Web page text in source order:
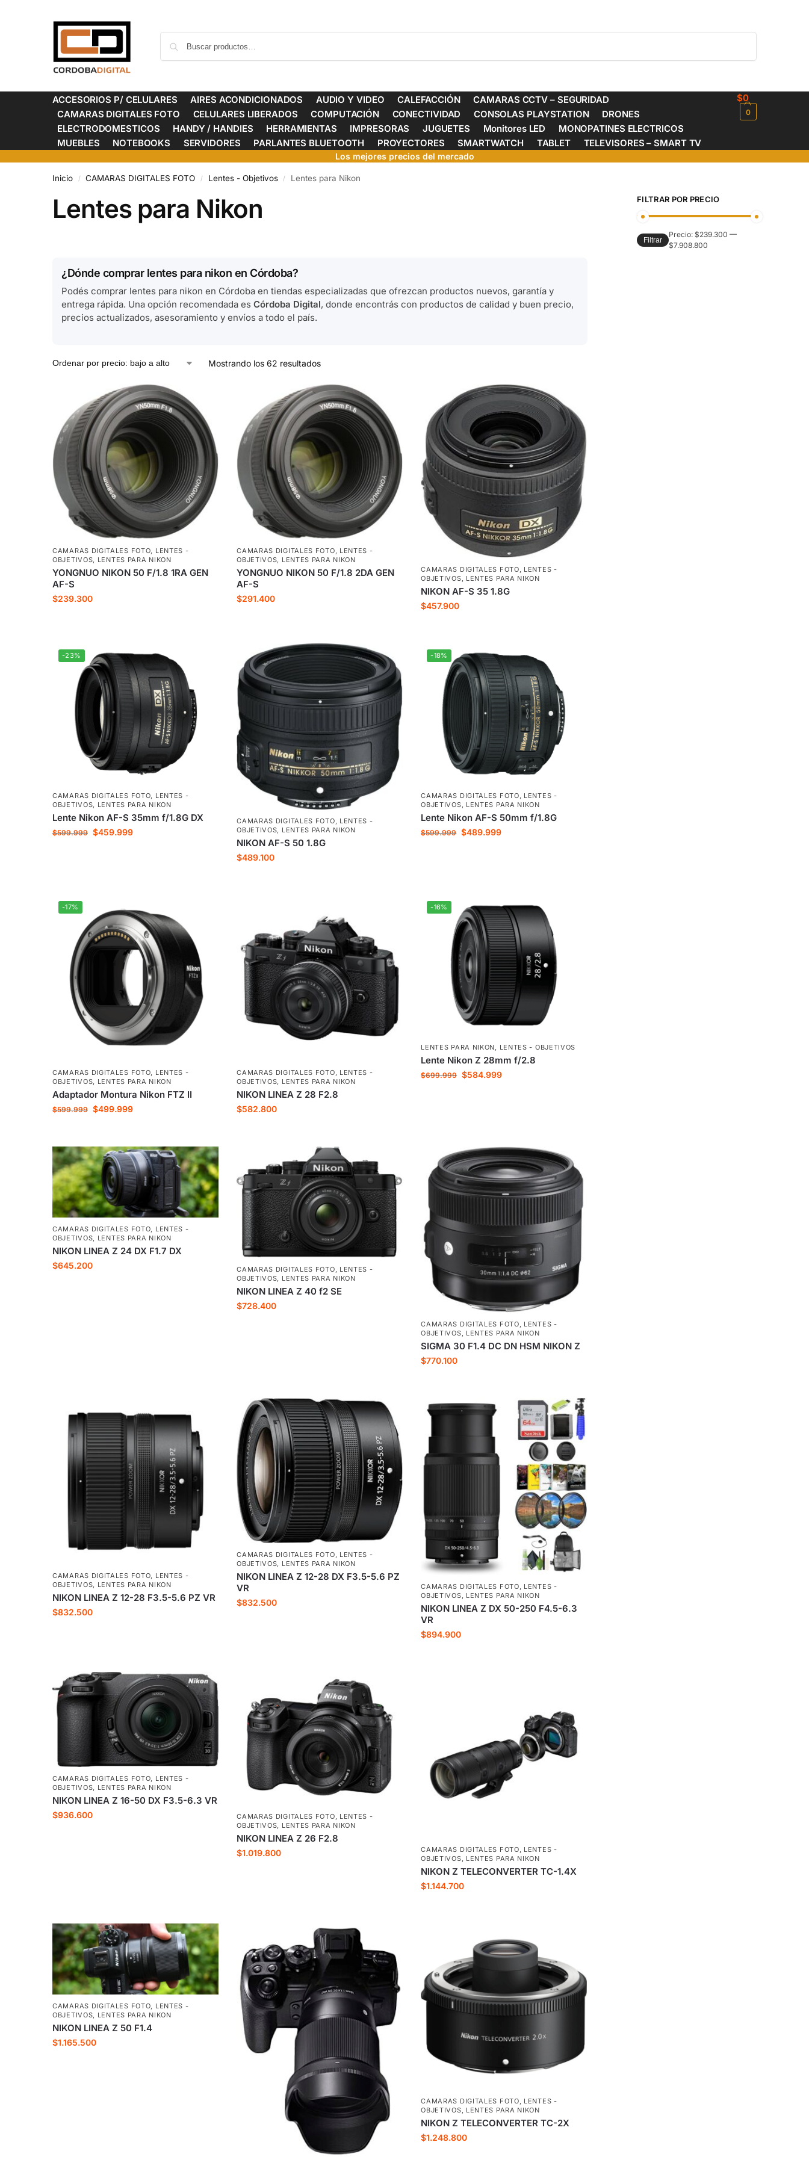
ACCESORIOS P/ CELULARES AIRES ACONDICIONADOS AUDIO Y VIDEO CALEFACCIÓN
CAMARAS CCTV – SEGURIDAD
CAMARAS DIGITALES FOTO
CELULARES LIBERADOS COMPUTACIÓN CONECTIVIDAD CONSOLAS PLAYSTATION
DRONES
ELECTRODOMESTICOS
HANDY / HANDIES HERRAMIENTAS IMPRESORAS JUGUETES Monitores LED
MONOPATINES ELECTRICOS
MUEBLES
NOTEBOOKS SERVIDORES PARLANTES BLUETOOTH PROYECTORES SMARTWATCH TABLET TELEVISORES – SMART TV
$0
0
Los mejores precios del mercado
Inicio / CAMARAS DIGITALES FOTO / Lentes - Objetivos / Lentes para Nikon
Lentes para Nikon
¿Dónde comprar lentes para nikon en Córdoba?
Podés comprar lentes para nikon en Córdoba en tiendas especializadas que ofrezcan productos nuevos, garantía y
entrega rápida. Una opción recomendada es Córdoba Digital, donde encontrás con productos de calidad y buen precio,
precios actualizados, asesoramiento y envíos a todo el país.
Mostrando los 62 resultados
CAMARAS DIGITALES FOTO, LENTES -
OBJETIVOS, LENTES PARA NIKON
YONGNUO NIKON 50 F/1.8 1RA GEN
AF-S
$239.300
CAMARAS DIGITALES FOTO, LENTES -
OBJETIVOS, LENTES PARA NIKON
YONGNUO NIKON 50 F/1.8 2DA GEN
AF-S
$291.400
CAMARAS DIGITALES FOTO
LENTES -
OBJETIVOS
LENTES PARA NIKON
NIKON AF-S 35 1.8G
$457.900
-23%
CAMARAS DIGITALES FOTO, LENTES -
OBJETIVOS, LENTES PARA NIKON
Lente Nikon AF-S 35mm f/1.8G DX
$599.999 $459.999
CAMARAS DIGITALES FOTO
LENTES -
OBJETIVOS
LENTES PARA NIKON
NIKON AF-S 50 1.8G
$489.100
-18%
CAMARAS DIGITALES FOTO, LENTES -
OBJETIVOS, LENTES PARA NIKON
Lente Nikon AF-S 50mm f/1.8G
$599.999 $489.999
-17%
CAMARAS DIGITALES FOTO
LENTES -
OBJETIVOS
LENTES PARA NIKON
Adaptador Montura Nikon FTZ II
$599.999 $499.999
CAMARAS DIGITALES FOTO
LENTES -
OBJETIVOS
LENTES PARA NIKON
NIKON LINEA Z 28 F2.8
$582.800
-16%
LENTES PARA NIKON, LENTES - OBJETIVOS
Lente Nikon Z 28mm f/2.8
$699.999 $584.999
CAMARAS DIGITALES FOTO, LENTES -
OBJETIVOS, LENTES PARA NIKON
NIKON LINEA Z 24 DX F1.7 DX
$645.200 CAMARAS DIGITALES FOTO
LENTES -
OBJETIVOS
LENTES PARA NIKON
NIKON LINEA Z 40 f2 SE
$728.400
CAMARAS DIGITALES FOTO, LENTES -
OBJETIVOS, LENTES PARA NIKON
SIGMA 30 F1.4 DC DN HSM NIKON Z
$770.100
CAMARAS DIGITALES FOTO, LENTES -
OBJETIVOS, LENTES PARA NIKON
NIKON LINEA Z 12-28 F3.5-5.6 PZ VR
$832.500
CAMARAS DIGITALES FOTO, LENTES -
OBJETIVOS, LENTES PARA NIKON
NIKON LINEA Z 12-28 DX F3.5-5.6 PZ
VR
$832.500
CAMARAS DIGITALES FOTO
LENTES -
OBJETIVOS
LENTES PARA NIKON
NIKON LINEA Z DX 50-250 F4.5-6.3
VR
$894.900
CAMARAS DIGITALES FOTO
LENTES -
OBJETIVOS
LENTES PARA NIKON
NIKON LINEA Z 16-50 DX F3.5-6.3 VR
$936.600 CAMARAS DIGITALES FOTO, LENTES -
OBJETIVOS, LENTES PARA NIKON
NIKON LINEA Z 26 F2.8
$1.019.800 CAMARAS DIGITALES FOTO
LENTES -
OBJETIVOS
LENTES PARA NIKON
NIKON Z TELECONVERTER TC-1.4X
$1.144.700
CAMARAS DIGITALES FOTO, LENTES -
OBJETIVOS, LENTES PARA NIKON
NIKON LINEA Z 50 F1.4
$1.165.500
CAMARAS DIGITALES FOTO
LENTES -
OBJETIVOS
LENTES PARA NIKON
NIKON Z TELECONVERTER TC-2X
$1.248.800
FILTRAR POR PRECIO
Filtrar
Precio: $239.300 —
$7.908.800